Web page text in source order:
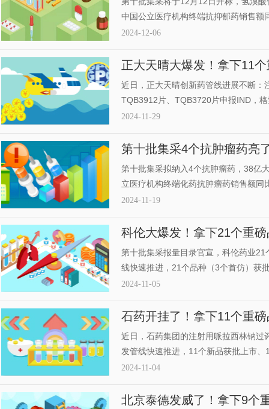
中国公立医疗机构终端抗抑郁药销售
场。产品TOP20中，草酸艾司西酞普
上榜。
2024-12-06
正大天晴大爆发！拿下11
款1类新药在路上
近日，正大天晴创新药管线进展不断
TQB3912片、TQB3720片申报IND，
4款1类新药、7款仿制药获批上市；公
采。
2024-11-29
第十批集采4个抗肿瘤药亮
种承压，齐鲁、科伦发力
第十批集采拟纳入4个抗肿瘤药，38亿
立医疗机构终端化药抗肿瘤药销售额
药领跑市场。品牌TOP20中，4大超10
2024-11-19
科伦大爆发！拿下21个重
个品种备战第十批集采
第十批集采报量目录官宣，科伦药业
线快速推进，21个品种（3个首仿）获
费用15.84亿元，39款新药处于申报临
2024-11-05
石药开挂了！拿下11个重
种备战第十批集采
近日，石药集团的注射用哌拉西林钠
发管线快速推进，11个新品获批上市
评（32个首家），16个品种拟纳入第
2024-11-04
北京泰德发威了！拿下9个